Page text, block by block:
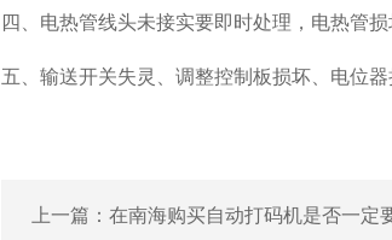
四、电热管线头未接实要即时处理，电热管
五、输送开关失灵、调整控制板损坏、电位
上一篇： 在南海购买自动打码机是否一定